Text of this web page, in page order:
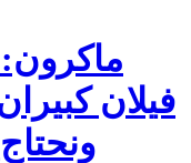
ماكرون:
فيلان